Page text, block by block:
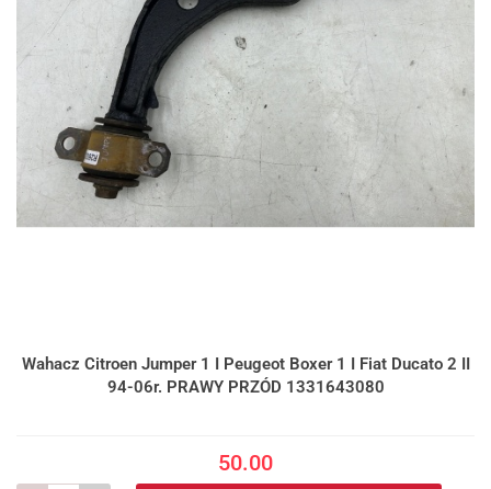
Wahacz Citroen Jumper 1 I Peugeot Boxer 1 I Fiat Ducato 2 II
94-06r. PRAWY PRZÓD 1331643080
50.00